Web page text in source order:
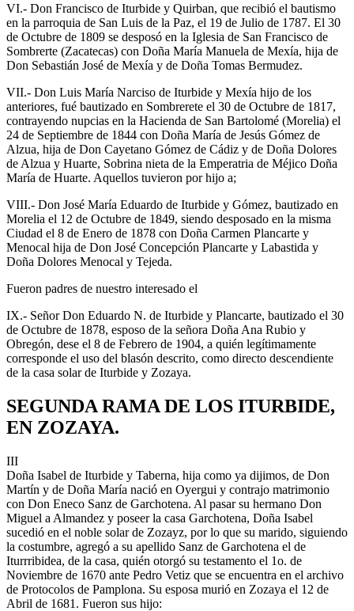
VI.- Don Francisco de Iturbide y Quirban, que recibió el bautismo
en la parroquia de San Luis de la Paz, el 19 de Julio de 1787. El 30
de Octubre de 1809 se desposó en la Iglesia de San Francisco de
Sombrerte (Zacatecas) con Doña María Manuela de Mexía, hija de
Don Sebastián José de Mexía y de Doña Tomas Bermudez.
VII.- Don Luis María Narciso de Iturbide y Mexía hijo de los
anteriores, fué bautizado en Sombrerete el 30 de Octubre de 1817,
contrayendo nupcias en la Hacienda de San Bartolomé (Morelia) el
24 de Septiembre de 1844 con Doña María de Jesús Gómez de
Alzua, hija de Don Cayetano Gómez de Cádiz y de Doña Dolores
de Alzua y Huarte, Sobrina nieta de la Emperatria de Méjico Doña
María de Huarte. Aquellos tuvieron por hijo a;
VIII.- Don José María Eduardo de Iturbide y Gómez, bautizado en
Morelia el 12 de Octubre de 1849, siendo desposado en la misma
Ciudad el 8 de Enero de 1878 con Doña Carmen Plancarte y
Menocal hija de Don José Concepción Plancarte y Labastida y
Doña Dolores Menocal y Tejeda.
Fueron padres de nuestro interesado el
IX.- Señor Don Eduardo N. de Iturbide y Plancarte, bautizado el 30
de Octubre de 1878, esposo de la señora Doña Ana Rubio y
Obregón, dese el 8 de Febrero de 1904, a quién legítimamente
corresponde el uso del blasón descrito, como directo descendiente
de la casa solar de Iturbide y Zozaya.
SEGUNDA RAMA DE LOS ITURBIDE,
EN ZOZAYA.
III
Doña Isabel de Iturbide y Taberna, hija como ya dijimos, de Don
Martín y de Doña María nació en Oyergui y contrajo matrimonio
con Don Eneco Sanz de Garchotena. Al pasar su hermano Don
Miguel a Almandez y poseer la casa Garchotena, Doña Isabel
sucedió en el noble solar de Zozayz, por lo que su marido, siguiendo
la costumbre, agregó a su apellido Sanz de Garchotena el de
Iturrribidea, de la casa, quién otorgó su testamento el 1o. de
Noviembre de 1670 ante Pedro Vetiz que se encuentra en el archivo
de Protocolos de Pamplona. Su esposa murió en Zozaya el 12 de
Abril de 1681. Fueron sus hijo: